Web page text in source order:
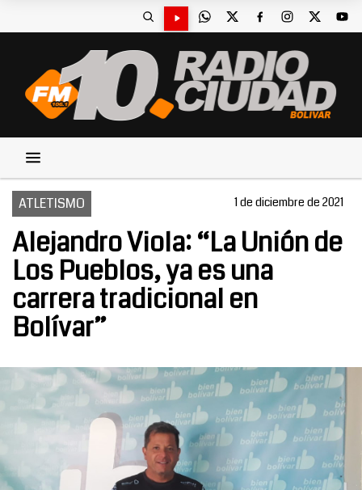
ATLETISMO 1 de diciembre de 2021
Alejandro Viola: “La Unión de
Los Pueblos, ya es una
carrera tradicional en
Bolívar”